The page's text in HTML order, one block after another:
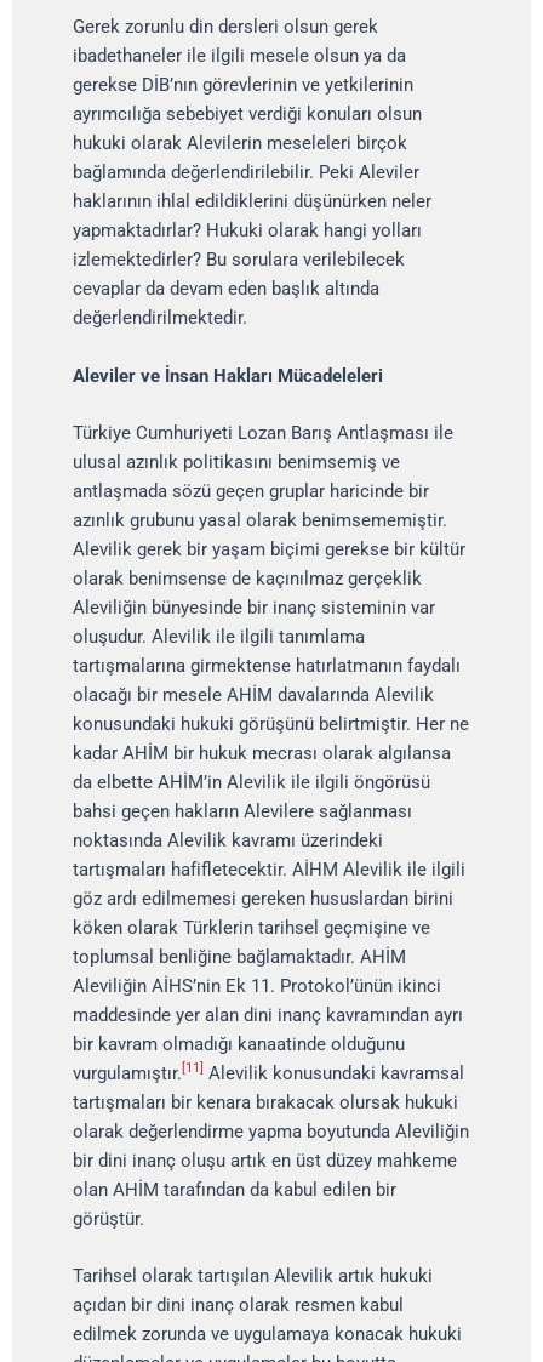
Gerek zorunlu din dersleri olsun gerek
ibadethaneler ile ilgili mesele olsun ya da
gerekse DİB’nın görevlerinin ve yetkilerinin
ayrımcılığa sebebiyet verdiği konuları olsun
hukuki olarak Alevilerin meseleleri birçok
bağlamında değerlendirilebilir. Peki Aleviler
haklarının ihlal edildiklerini düşünürken neler
yapmaktadırlar? Hukuki olarak hangi yolları
izlemektedirler? Bu sorulara verilebilecek
cevaplar da devam eden başlık altında
değerlendirilmektedir.
Aleviler ve İnsan Hakları Mücadeleleri
Türkiye Cumhuriyeti Lozan Barış Antlaşması ile
ulusal azınlık politikasını benimsemiş ve
antlaşmada sözü geçen gruplar haricinde bir
azınlık grubunu yasal olarak benimsememiştir.
Alevilik gerek bir yaşam biçimi gerekse bir kültür
olarak benimsense de kaçınılmaz gerçeklik
Aleviliğin bünyesinde bir inanç sisteminin var
oluşudur. Alevilik ile ilgili tanımlama
tartışmalarına girmektense hatırlatmanın faydalı
olacağı bir mesele AHİM davalarında Alevilik
konusundaki hukuki görüşünü belirtmiştir. Her ne
kadar AHİM bir hukuk mecrası olarak algılansa
da elbette AHİM’in Alevilik ile ilgili öngörüsü
bahsi geçen hakların Alevilere sağlanması
noktasında Alevilik kavramı üzerindeki
tartışmaları hafifletecektir. AİHM Alevilik ile ilgili
göz ardı edilmemesi gereken hususlardan birini
köken olarak Türklerin tarihsel geçmişine ve
toplumsal benliğine bağlamaktadır. AHİM
Aleviliğin AİHS’nin Ek 11. Protokol’ünün ikinci
maddesinde yer alan dini inanç kavramından ayrı
bir kavram olmadığı kanaatinde olduğunu
vurgulamıştır. [11]
Alevilik konusundaki kavramsal
tartışmaları bir kenara bırakacak olursak hukuki
olarak değerlendirme yapma boyutunda Aleviliğin
bir dini inanç oluşu artık en üst düzey mahkeme
olan AHİM tarafından da kabul edilen bir
görüştür.
Tarihsel olarak tartışılan Alevilik artık hukuki
açıdan bir dini inanç olarak resmen kabul
edilmek zorunda ve uygulamaya konacak hukuki